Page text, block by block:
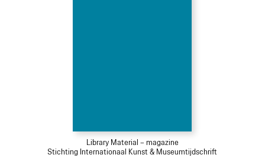
Library Material – magazine
Stichting Internationaal Kunst & Museumtijdschrift